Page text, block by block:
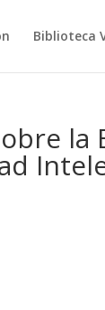
Biblioteca
la